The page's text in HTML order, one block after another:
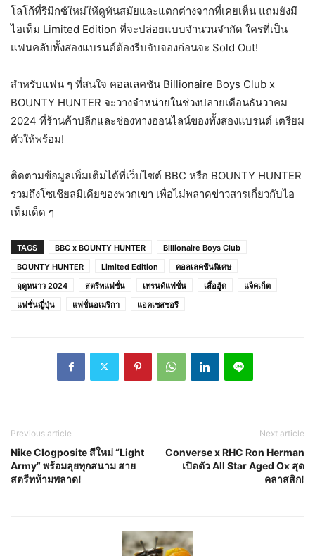
โลโก้ที่รีมิกซ์ใหม่ให้ดูทันสมัยและแตกต่างจากที่เคยเห็น แถมยังมี
ไอเท็ม Limited Edition ที่จะปล่อยแบบจำนวนจำกัด ใครที่เป็น
แฟนคลับทั้งสองแบรนด์ต้องรีบจับจองก่อนจะ Sold Out!
สำหรับแฟน ๆ ที่สนใจ คอลเลคชัน Billionaire Boys Club x
BOUNTY HUNTER จะวางจำหน่ายในช่วงปลายเดือนธันวาคม
2024 ที่ร้านค้าปลีกและช่องทางออนไลน์ของทั้งสองแบรนด์ เตรียม
ตัวให้พร้อม!
ติดตามข้อมูลเพิ่มเติมได้ที่เว็บไซต์ BBC หรือ BOUNTY HUNTER
รวมถึงโซเชียลมีเดียของพวกเขา เพื่อไม่พลาดข่าวสารเกี่ยวกับไอ
เท็มเด็ด ๆ
TAGS BBC x BOUNTY HUNTER
Billionaire Boys Club
BOUNTY HUNTER
Limited Edition
คอลเลคชันพิเศษ
ฤดูหนาว 2024
สตรีทแฟชั่น เทรนด์แฟชั่น เสื้อฮู้ด
แจ็คเก็ต
แฟชั่นญี่ปุ่น
แฟชั่นอเมริกา แอคเซสซอรี
Previous article
Nike Clogposite สีใหม่ “Light
Army” พร้อมลุยทุกสนาม สาย
สตรีทห้ามพลาด!
Next article
Converse x RHC Ron Herman
เปิดตัว All Star Aged Ox สุด
คลาสสิก!